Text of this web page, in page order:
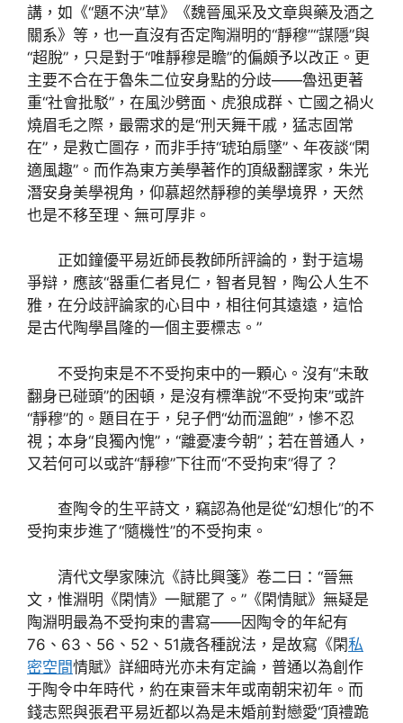
講，如《“題不決”草》《魏晉風采及文章與藥及酒之
關系》等，也一直沒有否定陶淵明的“靜穆”“謀隱”與
“超脫”，只是對于“唯靜穆是瞻”的偏頗予以改正。更
主要不合在于魯朱二位安身點的分歧——魯迅更著
重“社會批駁”，在風沙劈面、虎狼成群、亡國之禍火
燒眉毛之際，最需求的是“刑天舞干戚，猛志固常
在”，是救亡圖存，而非手持“琥珀扇墜”、年夜談“閑
適風趣”。而作為東方美學著作的頂級翻譯家，朱光
潛安身美學視角，仰慕超然靜穆的美學境界，天然
也是不移至理、無可厚非。
正如鐘優平易近師長教師所評論的，對于這場
爭辯，應該“器重仁者見仁，智者見智，陶公人生不
雅，在分歧評論家的心目中，相往何其遠遠，這恰
是古代陶學昌隆的一個主要標志。”
不受拘束是不不受拘束中的一顆心。沒有“未敢
翻身已碰頭”的困頓，是沒有標準說“不受拘束”或許
“靜穆”的。題目在于，兒子們“幼而溫飽”，慘不忍
視；本身“良獨內愧”，“離憂凄今朝”；若在普通人，
又若何可以或許“靜穆”下往而“不受拘束”得了？
查陶令的生平詩文，竊認為他是從“幻想化”的不
受拘束步進了“隨機性”的不受拘束。
清代文學家陳沆《詩比興箋》卷二曰：“晉無
文，惟淵明《閑情》一賦罷了。”《閑情賦》無疑是
陶淵明最為不受拘束的書寫——因陶令的年紀有
76、63、56、52、51歲各種說法，是故寫《閑私
密空間情賦》詳細時光亦未有定論，普通以為創作
于陶令中年時代，約在東晉末年或南朝宋初年。而
錢志熙與張君平易近都以為是未婚前對戀愛“頂禮跪